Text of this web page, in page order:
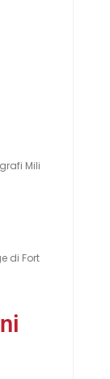
Militer
Fort Leaven Worth